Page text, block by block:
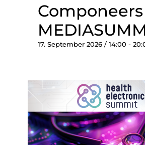
Componeers
17. September 2026 / 14:00 -